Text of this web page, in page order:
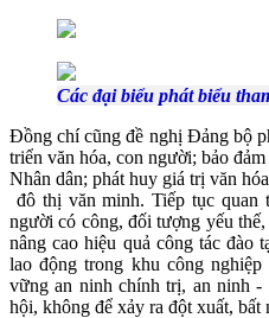
Các đại biểu phát biểu
Đồng chí cũng đề nghị Đảng bộ
triển văn hóa, con người; bảo
Nhân dân; phát huy giá trị văn
đô thị văn minh. Tiếp tục quan
người có công, đối tượng yếu
nâng cao hiệu quả công tác đào
lao động trong khu công
vững an ninh chính trị, an ninh -
hội, không để xảy ra đột xuất,